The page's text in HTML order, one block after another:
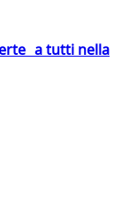
a tutti nella